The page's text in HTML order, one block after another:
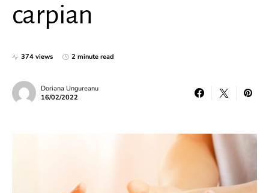
carpian
374 views 2 minute read
Doriana Ungureanu
16/02/2022